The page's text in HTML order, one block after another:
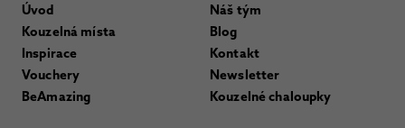
Úvod
Kouzelná místa
Inspirace
Vouchery
BeAmazing
Náš tým
Blog
Kontakt
Newsletter
Kouzelné chaloupky